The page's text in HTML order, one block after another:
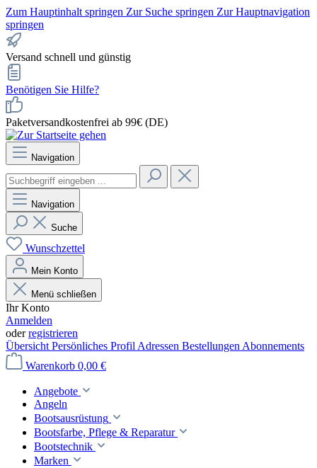
Zum Hauptinhalt springen Zur Suche springen Zur Hauptnavigation
springen
Versand schnell und günstig
Benötigen Sie Hilfe?
Paketversandkostenfrei ab 99€ (DE)
Navigation
Navigation
Suche
Wunschzettel
Mein Konto
Menü schließen
Ihr Konto
Anmelden
oderregistrieren
Übersicht Persönliches Profil Adressen Bestellungen Abonnements
Warenkorb 0,00 €
Angebote
Angeln
Bootsausrüstung
Bootsfarbe, Pflege & Reparatur
Bootstechnik
Marken